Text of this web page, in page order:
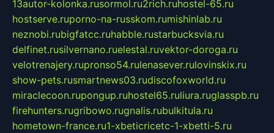
13autor-kolonka.rusormol.ru2rich.ruhostel-65.ru
hostserve.ruporno-na-russkom.rumishinlab.ru
neznobi.rubigfatcc.ruhabble.rustarbucksvia.ru
delfinet.rusilvernano.ruelestal.ruvektor-doroga.ru
velotrenajery.rupronso54.rulenasever.rulovinskix.ru
show-pets.rusmartnews03.rudiscofoxworld.ru
miraclecoon.rupongup.ruhostel65.ruliura.ruglasspb.ru
firehunters.rugribowo.rugnalis.rubulkitula.ru
hometown-france.ru1-xbeticricetc-1-xbetti-5.ru